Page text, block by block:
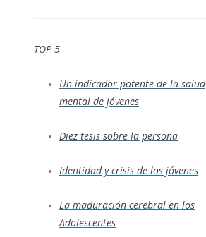
TOP 5
Un indicador potente de la salud
mental de jóvenes
Diez tesis sobre la persona
Identidad y crisis de los jóvenes
La maduración cerebral en los
Adolescentes